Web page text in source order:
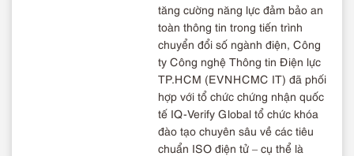
tăng cường năng lực đảm bảo an
toàn thông tin trong tiến trình
chuyển đổi số ngành điện, Công
ty Công nghệ Thông tin Điện lực
TP.HCM (EVNHCMC IT) đã phối
hợp với tổ chức chứng nhận quốc
tế IQ-Verify Global tổ chức khóa
đào tạo chuyên sâu về các tiêu
chuẩn ISO điện tử – cụ thể là